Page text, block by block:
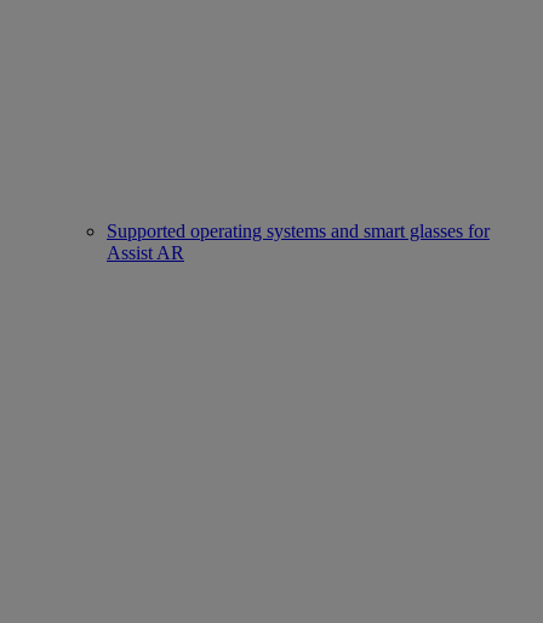
Supported operating systems and smart glasses for
Assist AR